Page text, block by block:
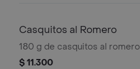
Casquitos al Romero
180 g de casquitos al romero
$ 11.300